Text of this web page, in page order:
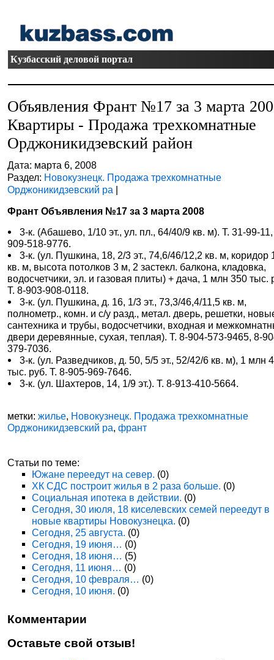
Кузбасский деловой портал
Объявления Франт №17 за 3 марта
Квартиры - Продажа трехкомнатные
Орджоникидзевский район
Дата: марта 6, 2008
Раздел: Новокузнецк. Продажа трехкомнатные
Орджоникидзевский ра |
Франт Объявления №17 за 3 марта 2008
3-к. (Абашево, 1/10 эт., ул. пл., 64/40/9 кв. м). Т. 31-99-
909-518-9776.
3-к. (ул. Пушкина, 18, 2/3 эт., 74,6/46/12,2 кв. м, коридор
кв. м, высота потолков 3 м, 2 застекл. балкона, кладовка,
водосчетчики, эл. и газовая плиты) + дача, 1 млн 350 тыс.
Т. 8-903-908-0118.
3-к. (ул. Пушкина, д. 16, 1/3 эт., 73,3/46,4/11,5 кв. м,
полнометр., комн. и с/у разд., метал. дверь, решетки,
сантехника и трубы, водосчетчики, входная и
двери деревянные, сухая, теплая). Т. 8-904-573-9465, 8-
379-7036.
3-к. (ул. Разведчиков, д. 50, 5/5 эт., 52/42/6 кв. м), 1 млн
тыс. руб. Т. 8-905-969-7646.
3-к. (ул. Шахтеров, 14, 1/9 эт.). Т. 8-913-410-5664.
метки:жилье, Новокузнецк. Продажа трехкомнатные
Орджоникидзевский ра,франт
Статьи по теме:
Южане переедут на север. (0)
ХК СДС построит жилья в 2 раза больше. (0)
Социальная ипотека в действии. (0)
Сегодня, 30 июля, 18 киселевских семей переедут в
новые квартиры Новокузнецка. (0)
Сегодня, 25 августа. (0)
Сегодня, 19 июня… (0)
Сегодня, 18 июня… (5)
Сегодня, 11 июня… (0)
Сегодня, 10 февраля… (0)
Сегодня, 10 июня. (0)
Комментарии
Оставьте свой отзыв!